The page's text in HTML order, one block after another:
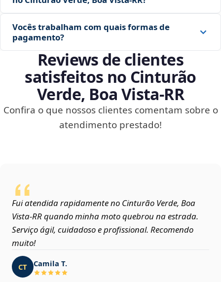
Vocês trabalham com quais formas de
pagamento?
Reviews de clientes
satisfeitos no Cinturão
Verde, Boa Vista‑RR
Confira o que nossos clientes comentam sobre o
atendimento prestado!
Fui atendida rapidamente no Cinturão Verde, Boa
Vista‑RR quando minha moto quebrou na estrada.
Serviço ágil, cuidadoso e profissional. Recomendo
muito!
CT Camila T.